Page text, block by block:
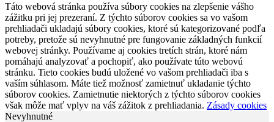
Táto webová stránka používa súbory cookies na zlepšenie vášho
zážitku pri jej prezeraní. Z týchto súborov cookies sa vo vašom
prehliadači ukladajú súbory cookies, ktoré sú kategorizované podľa
potreby, pretože sú nevyhnutné pre fungovanie základných funkcií
webovej stránky. Používame aj cookies tretích strán, ktoré nám
pomáhajú analyzovať a pochopiť, ako používate túto webovú
stránku. Tieto cookies budú uložené vo vašom prehliadači iba s
vaším súhlasom. Máte tiež možnosť zamietnuť ukladanie týchto
súborov cookies. Zamietnutie niektorých z týchto súborov cookies
však môže mať vplyv na váš zážitok z prehliadania. Zásady cookies
Nevyhnutné